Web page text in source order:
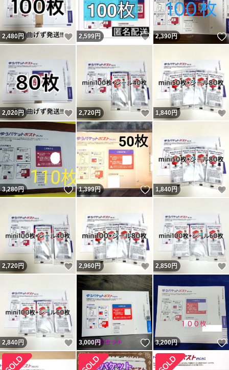
2,480円 いいね！
2,599円 いいね！
2,390円
2,020円 いいね！
2,720円 いいね！
1,840円
3,280円 いいね！
1,399円 いいね！
1,840円
2,720円 いいね！
2,960円 いいね！
2,850円
2,840円 いいね！
3,000円 いいね！
3,200円